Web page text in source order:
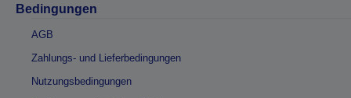
Bedingungen
AGB
Zahlungs- und Lieferbedingungen
Nutzungsbedingungen